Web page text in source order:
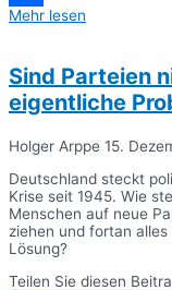
Teilen
Mehr lesen
Sind Parteien
eigentliche
Holger Arppe 15.
Deutschland steckt
Krise seit 1945. Wie
Menschen auf neue
ziehen und fortan
Lösung?
Teilen Sie diesen